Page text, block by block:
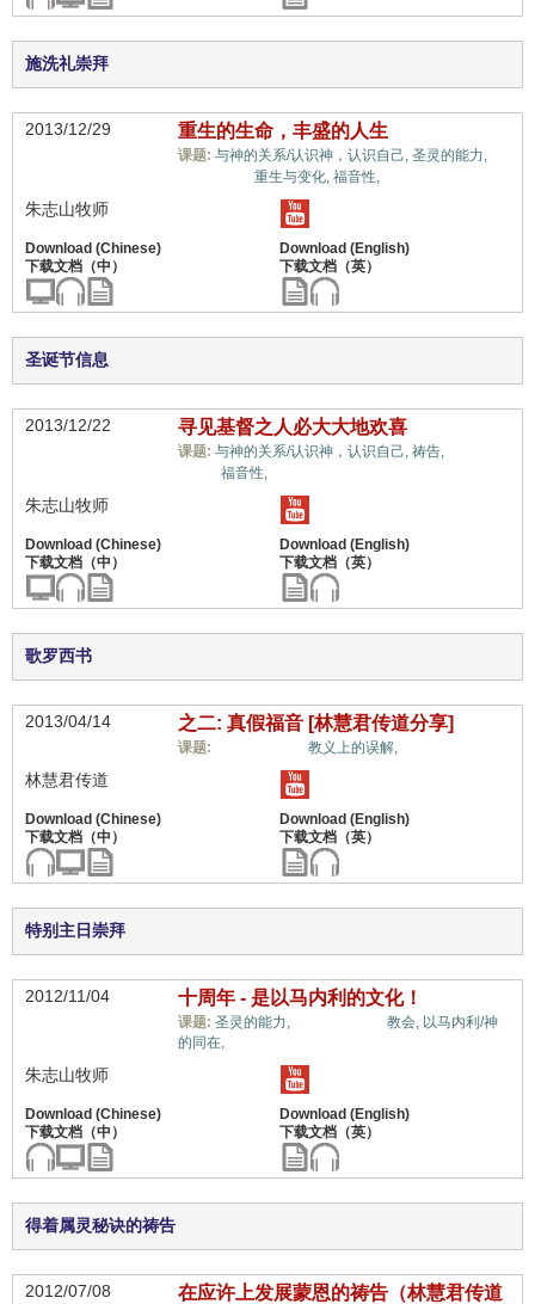
施洗礼崇拜
2013/12/29 重生的生命，丰盛的人生
课题: 与神的关系/认识神，认识自己, 圣灵的能力,
重生与变化, 福音性,
朱志山牧师
圣诞节信息
2013/12/22 寻见基督之人必大大地欢喜
课题: 与神的关系/认识神，认识自己, 祷告,
福音性,
朱志山牧师
歌罗西书
2013/04/14 之二: 真假福音 [林慧君传道分享]
课题: 教义上的误解,
林慧君传道
特别主日崇拜
2012/11/04 十周年 - 是以马内利的文化！
课题: 圣灵的能力, 教会, 以马内利/神
的同在,
朱志山牧师
得着属灵秘诀的祷告
2012/07/08
在应许上发展蒙恩的祷告（林慧君传道